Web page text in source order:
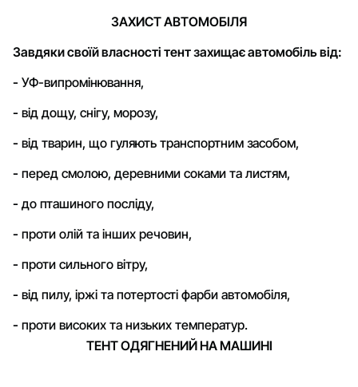
ЗАХИСТ АВТОМОБІЛЯ
Завдяки своїй власності тент захищає автомобіль від:
- УФ-випромінювання,
- від дощу, снігу, морозу,
- від тварин, що гуляють транспортним засобом,
- перед смолою, деревними соками та листям,
- до пташиного посліду,
- проти олій та інших речовин,
- проти сильного вітру,
- від пилу, іржі та потертості фарби автомобіля,
- проти високих та низьких температур.
ТЕНТ ОДЯГНЕНИЙ НА МАШИНІ